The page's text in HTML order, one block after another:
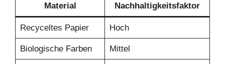
Material Nachhaltigkeitsfaktor
Recyceltes Papier Hoch
Biologische Farben Mittel